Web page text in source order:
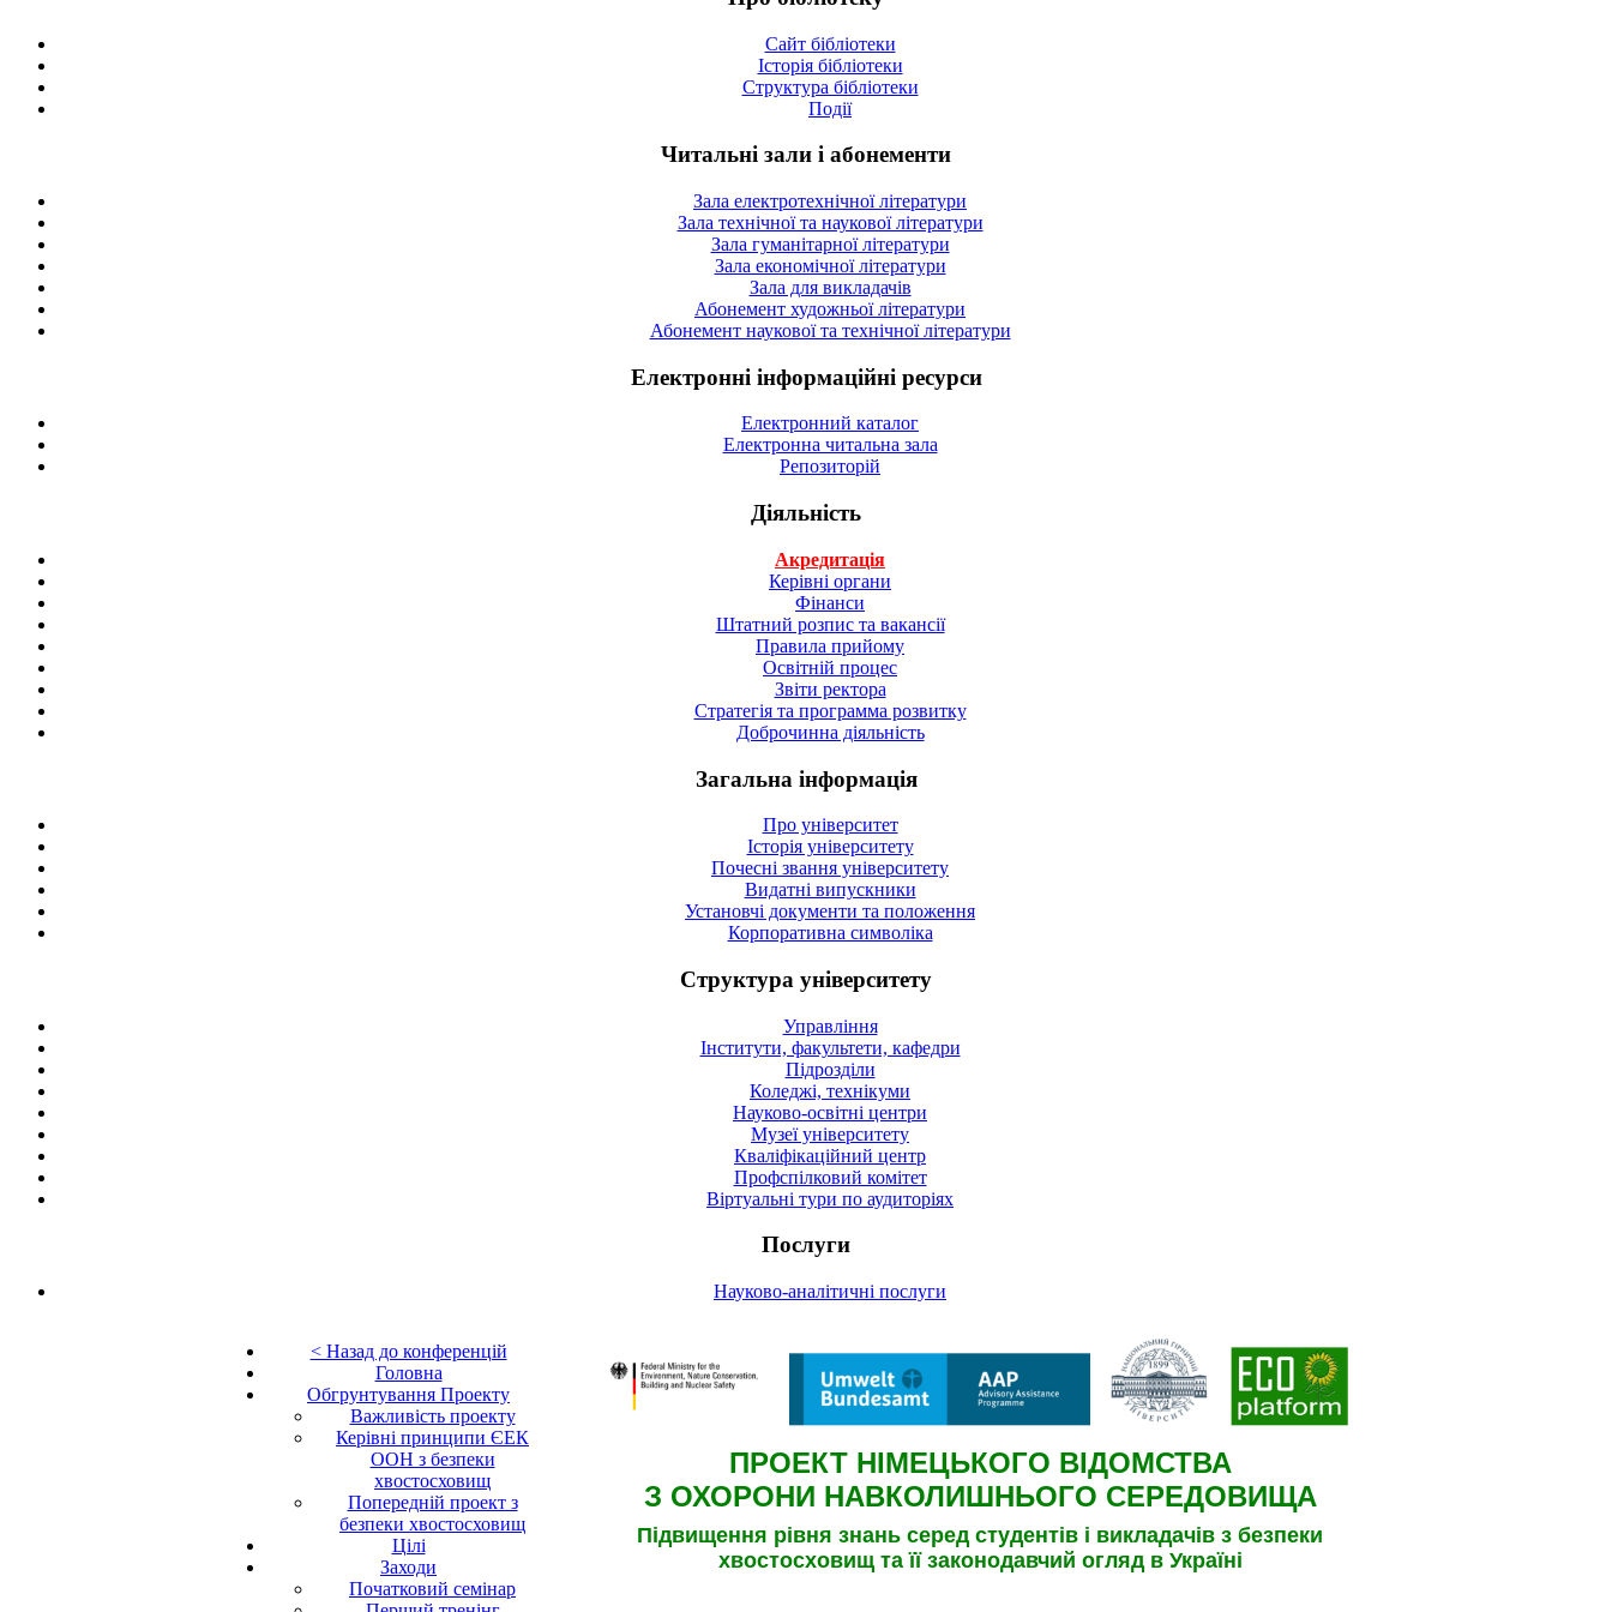
Сайт бібліотеки
Історія бібліотеки
Структура бібліотеки
Події
Читальні зали і абонементи
Зала електротехнічної літератури
Зала технічної та наукової літератури
Зала гуманітарної літератури
Зала економічної літератури
Зала для викладачів
Абонемент художньої літератури
Абонемент наукової та технічної літератури
Електронні інформаційні ресурси
Електронний каталог
Електронна читальна зала
Репозиторій
Діяльність
Акредитація
Керівні органи
Фінанси
Штатний розпис та вакансії
Правила прийому
Освітній процес
Звіти ректора
Стратегія та программа розвитку
Доброчинна діяльність
Загальна інформація
Про університет
Історія університету
Почесні звання університету
Видатні випускники
Установчі документи та положення
Корпоративна символiка
Структура університету
Управління
Інститути, факультети, кафедри
Підрозділи
Коледжі, технікуми
Науково-освітні центри
Музеї університету
Кваліфікаційний центр
Профспілковий комітет
Віртуальні тури по аудиторіях
Послуги
Науково-аналітичні послуги
< Назад до конференцій
Головна
Обгрунтування Проекту
Важливість проекту
Керівні принципи ЄЕК
ООН з безпеки
хвостосховищ
Попередній проект з
безпеки хвостосховищ
Цілі
Заходи
Початковий семінар
ПРОЕКТ НІМЕЦЬКОГО ВІДОМСТВА
З ОХОРОНИ НАВКОЛИШНЬОГО СЕРЕДОВИЩА
Підвищення рівня знань серед студентів і викладачів з безпеки
хвостосховищ та її законодавчий огляд в Україні